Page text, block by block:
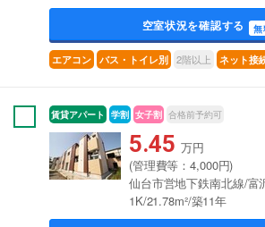
空室状況を確認する 無
エアコン バス・トイレ別 2階以上 ネット接
賃貸アパート 学割 女子割 合格前予約可
5.45 万円
(管理費等：4,000円)
仙台市営地下鉄南北線/富
1K/21.78m²/築11年